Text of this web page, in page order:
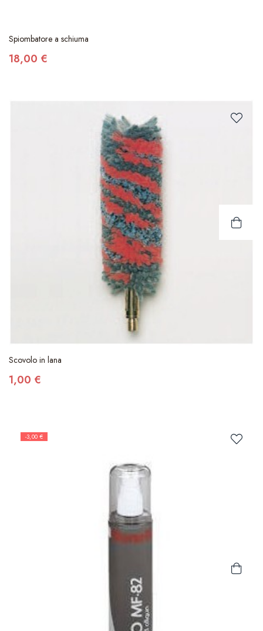
Spiombatore a schiuma
18,00 €
Scovolo in lana
1,00 €
-3,00 €